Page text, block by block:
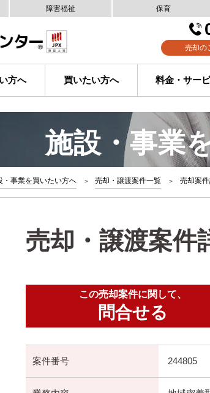
障害福祉 保育
売却の
方へ 買いたい方へ 料金・サー
施設・事業
・事業を買いたい方へ 売却・譲渡案件一覧 売却案
売却・譲渡案件
この売却案件に関して、
問合せる
案件番号 244805